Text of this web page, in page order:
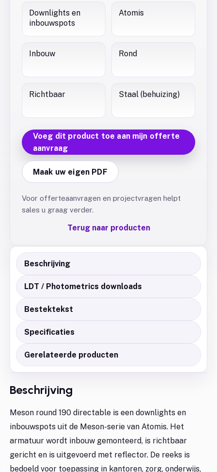
Downlights en
inbouwspots
Atomis
Inbouw Rond
Richtbaar Staal (behuizing)
Voeg dit product toe aan mijn offerte
aanvraag
Maak uw eigen PDF
Voor offerteaanvragen en projectvragen helpt
sales u graag verder.
Terug naar producten
Beschrijving
LDT / Photometrics downloads
Bestektekst
Specificaties
Gerelateerde producten
Beschrijving
Meson round 190 directable is een downlights en
inbouwspots uit de Meson-serie van Atomis. Het
armatuur wordt inbouw gemonteerd, is richtbaar
gericht en is uitgevoerd met reflector. De reeks is
bedoeld voor toepassing in kantoren, zorg, onderwijs,